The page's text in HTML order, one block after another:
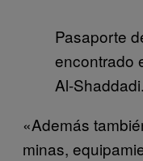
Pasaporte
encontrado
Al-Shaddadi.
«Además
minas,